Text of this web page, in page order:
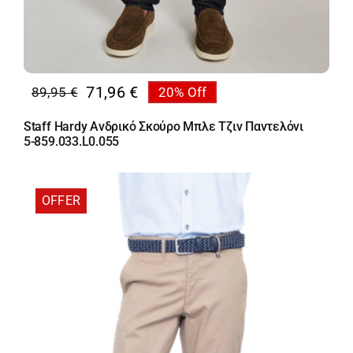
89,95€
Original
price
was:
71,96 €
Η
τρέχουσα
τιμή
20% Off
Staff Hardy Ανδρικό Σκούρο Μπλε Τζιν Παντελόνι
5-859.033.L0.055
OFFER